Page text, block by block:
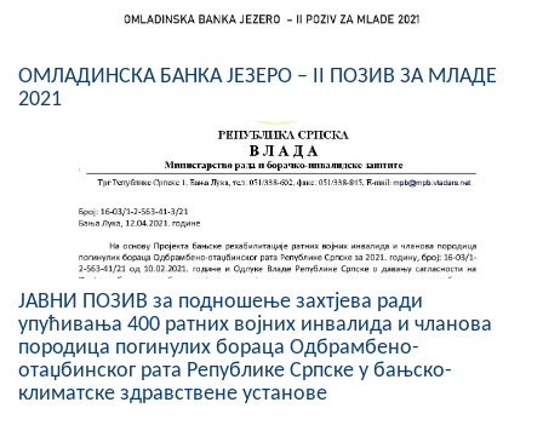
СКУПШТИНА
Статут Општине
Скупштинско вијеће општине језеро
Састав Скупштине
Службени Гласници
ОПШТИНСКА УПРАВА
ИНФО
Вијести
ОМЛАДИНСКА БАНКА ЈЕЗЕРО – II ПОЗИВ ЗА МЛАДЕ
2021
ЈАВНИ ПОЗИВ за подношење захтјева ради
упућивања 400 ратних војних инвалида и чланова
породица погинулих бораца Oдбрамбено-
отаџбинског рата Републике Српске у бањско-
климатске здравствене установе